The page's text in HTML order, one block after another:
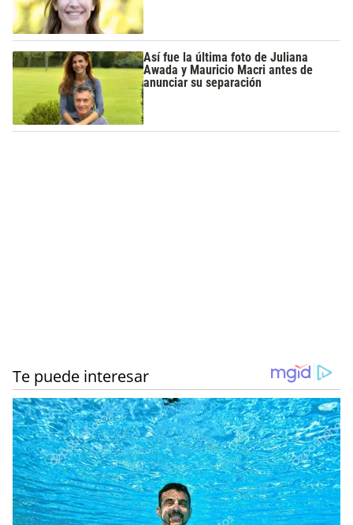
Así fue la última foto de Juliana
Awada y Mauricio Macri antes de
anunciar su separación